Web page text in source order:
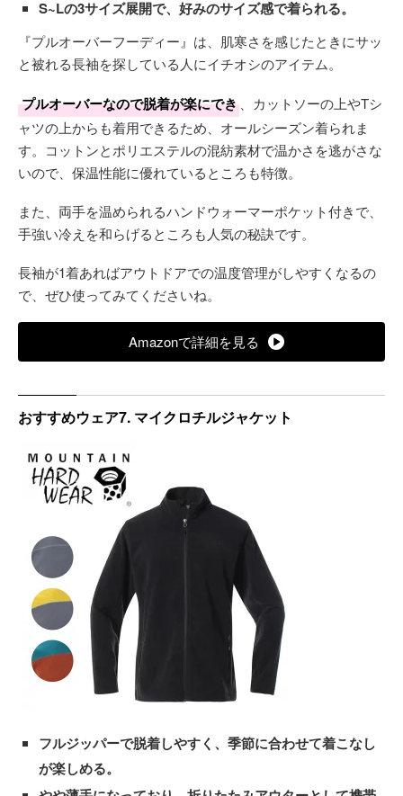
S~Lの3サイズ展開で、好みのサイズ感で着られる。
『プルオーバーフーディー』は、肌寒さを感じたときにサッ
と被れる長袖を探している人にイチオシのアイテム。
プルオーバーなので脱着が楽にでき、カットソーの上やTシ
ャツの上からも着用できるため、オールシーズン着られま
す。コットンとポリエステルの混紡素材で温かさを逃がさな
いので、保温性能に優れているところも特徴。
また、両手を温められるハンドウォーマーポケット付きで、
手強い冷えを和らげるところも人気の秘訣です。
長袖が1着あればアウトドアでの温度管理がしやすくなるの
で、ぜひ使ってみてくださいね。
Amazonで詳細を見る
おすすめウェア7. マイクロチルジャケット
フルジッパーで脱着しやすく、季節に合わせて着こなし
が楽しめる。